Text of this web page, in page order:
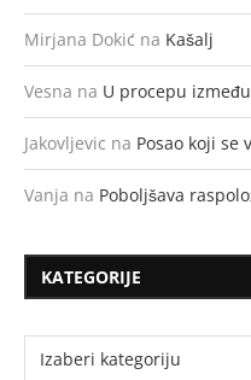
Mirjana Dokić na Kašalj
Vesna na U procepu
Jakovljevic na Posao koji se
Vanja na Poboljšava
KATEGORIJE